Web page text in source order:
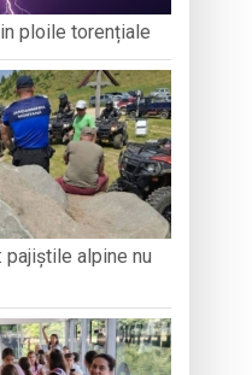
ploile torențiale
alpine nu